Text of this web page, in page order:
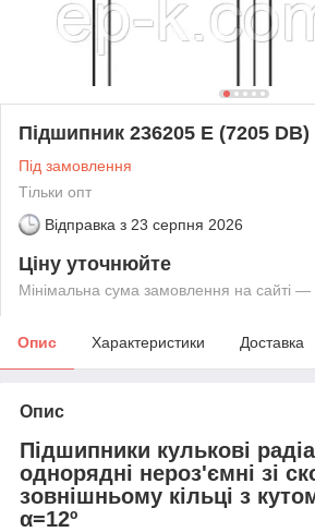
Підшипник 236205 Е (7205 DB)
Під замовлення
Тільки опт
Відправка з 23 серпня 2026
Ціну уточнюйте
Мінімальна сума замовлення на сайті
Опис Характеристики Доставка
Опис
Підшипники кулькові
однорядні нероз'ємні зі
зовнішньому кільці з
α=12º